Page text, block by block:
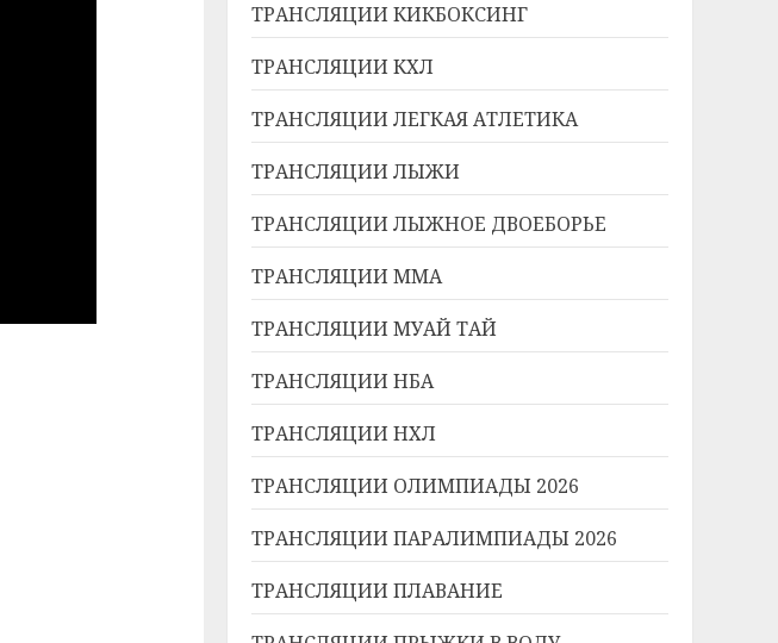
ТРАНСЛЯЦИИ КИКБОКСИНГ
ТРАНСЛЯЦИИ КХЛ
ТРАНСЛЯЦИИ ЛЕГКАЯ АТЛЕТИКА
ТРАНСЛЯЦИИ ЛЫЖИ
ТРАНСЛЯЦИИ ЛЫЖНОЕ ДВОЕБОРЬЕ
ТРАНСЛЯЦИИ ММА
ТРАНСЛЯЦИИ МУАЙ ТАЙ
ТРАНСЛЯЦИИ НБА
ТРАНСЛЯЦИИ НХЛ
ТРАНСЛЯЦИИ ОЛИМПИАДЫ 2026
ТРАНСЛЯЦИИ ПАРАЛИМПИАДЫ 2026
ТРАНСЛЯЦИИ ПЛАВАНИЕ